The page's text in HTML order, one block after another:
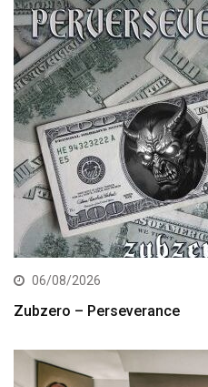
06/08/2026
Zubzero – Perseverance